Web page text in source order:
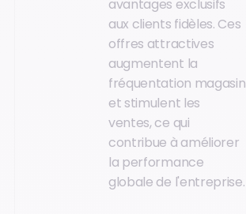
avantages exclusifs
aux clients fidèles. Ces
offres attractives
augmentent la
fréquentation magasin
et stimulent les
ventes, ce qui
contribue à améliorer
la performance
globale de l'entreprise.